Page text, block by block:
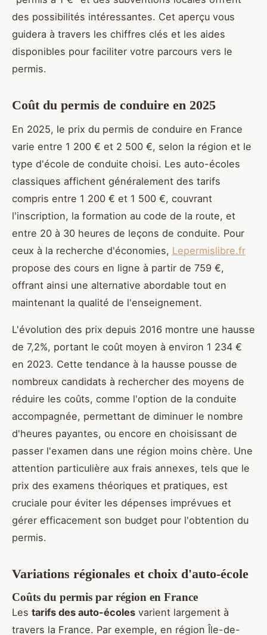
des possibilités intéressantes. Cet aperçu vous
guidera à travers les chiffres clés et les aides
disponibles pour faciliter votre parcours vers le
permis.
Coût du permis de conduire en 2025
En 2025, le prix du permis de conduire en France
varie entre 1 200 € et 2 500 €, selon la région et le
type d'école de conduite choisi. Les auto-écoles
classiques affichent généralement des tarifs
compris entre 1 200 € et 1 500 €, couvrant
l'inscription, la formation au code de la route, et
entre 20 à 30 heures de leçons de conduite. Pour
ceux à la recherche d'économies, Lepermislibre.fr
propose des cours en ligne à partir de 759 €,
offrant ainsi une alternative abordable tout en
maintenant la qualité de l'enseignement.
L'évolution des prix depuis 2016 montre une hausse
de 7,2%, portant le coût moyen à environ 1 234 €
en 2023. Cette tendance à la hausse pousse de
nombreux candidats à rechercher des moyens de
réduire les coûts, comme l'option de la conduite
accompagnée, permettant de diminuer le nombre
d'heures payantes, ou encore en choisissant de
passer l'examen dans une région moins chère. Une
attention particulière aux frais annexes, tels que le
prix des examens théoriques et pratiques, est
cruciale pour éviter les dépenses imprévues et
gérer efficacement son budget pour l'obtention du
permis.
Variations régionales et choix d'auto-école
Coûts du permis par région en France
Les tarifs des auto-écoles varient largement à
travers la France. Par exemple, en région Île-de-